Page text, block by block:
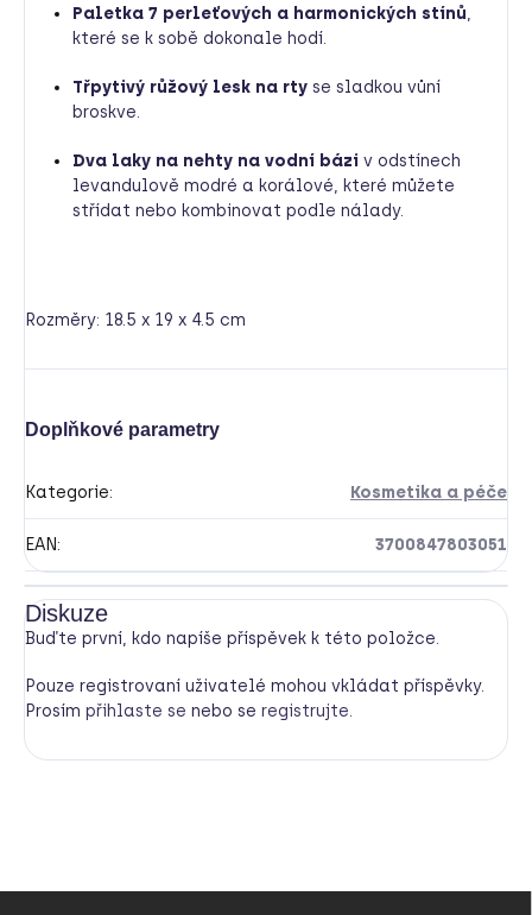
Paletka 7 perleťových a harmonických stínů,
které se k sobě dokonale hodí.
Třpytivý růžový lesk na rty se sladkou vůní
broskve.
Dva laky na nehty na vodní bázi v odstínech
levandulově modré a korálové, které můžete
střídat nebo kombinovat podle nálady.
Rozměry: 18.5 x 19 x 4.5 cm
Doplňkové parametry
Kategorie: Kosmetika a péče
EAN: 3700847803051
Diskuze
Buďte první, kdo napíše příspěvek k této položce.
Pouze registrovaní uživatelé mohou vkládat příspěvky.
Prosím přihlaste se nebo se registrujte.